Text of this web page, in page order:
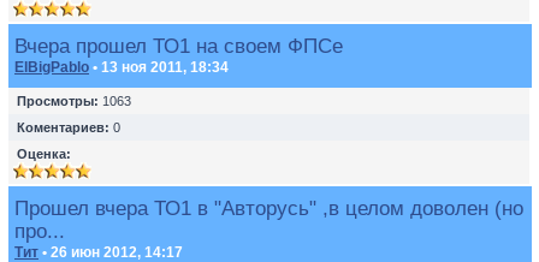
Вчера прошел ТО1 на своем ФПСе
ElBigPablo • 13 ноя 2011, 18:34
Просмотры: 1063
Коментариев: 0
Оценка:
Прошел вчера ТО1 в "Авторусь" ,в целом доволен (но
про...
Тит • 26 июн 2012, 14:17